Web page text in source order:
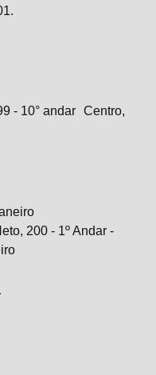
- 10° andar Centro,
200 - 1º Andar -